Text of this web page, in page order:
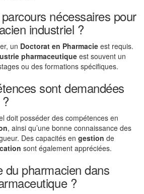
nécessaires pour
industriel ?
un Doctorat en Pharmacie est requis.
pharmaceutiqueest souvent un
ou des formations spécifiques.
sont demandées
doit posséder des compétences en
, ainsi qu’une bonne connaissance des
Des capacités en gestion de
sont également appréciées.
du pharmacien dans
?